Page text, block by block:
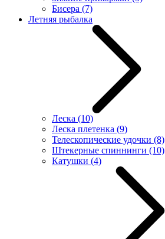
Бисера (7)
Летняя рыбалка
Леска (10)
Леска плетенка (9)
Телескопические удочки (8)
Штекерные спиннинги (10)
Катушки (4)